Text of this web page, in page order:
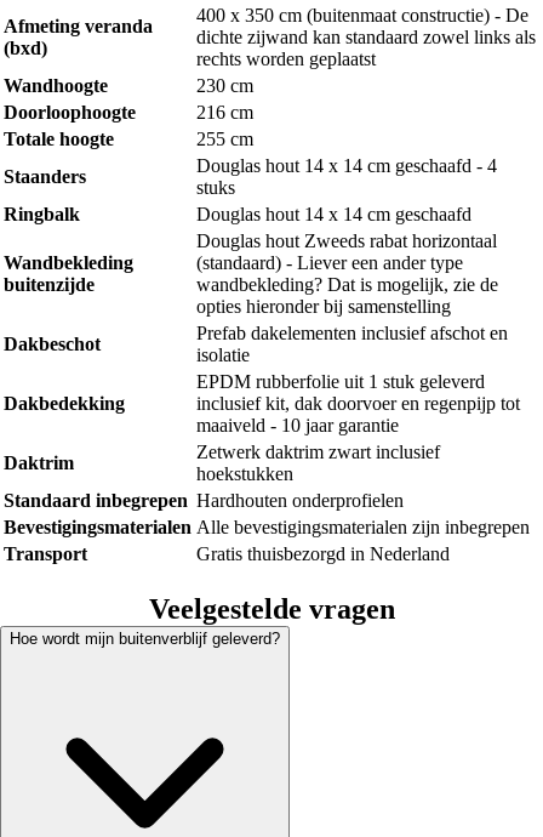
Afmeting veranda
(bxd)
400 x 350 cm (buitenmaat constructie) - De
dichte zijwand kan standaard zowel links als
rechts worden geplaatst
Wandhoogte
230 cm
Doorloophoogte
216 cm
Totale hoogte
255 cm
Staanders
Douglas hout 14 x 14 cm geschaafd - 4
stuks
Ringbalk
Douglas hout 14 x 14 cm geschaafd
Wandbekleding
buitenzijde
Douglas hout Zweeds rabat horizontaal
(standaard) - Liever een ander type
wandbekleding? Dat is mogelijk, zie de
opties hieronder bij samenstelling
Dakbeschot
Prefab dakelementen inclusief afschot en
isolatie
Dakbedekking
EPDM rubberfolie uit 1 stuk geleverd
inclusief kit, dak doorvoer en regenpijp tot
maaiveld - 10 jaar garantie
Daktrim
Zetwerk daktrim zwart inclusief
hoekstukken
Standaard inbegrepen Hardhouten onderprofielen
Bevestigingsmaterialen Alle bevestigingsmaterialen zijn inbegrepen
Transport
Gratis thuisbezorgd in Nederland
Veelgestelde vragen
Hoe wordt mijn buitenverblijf geleverd?